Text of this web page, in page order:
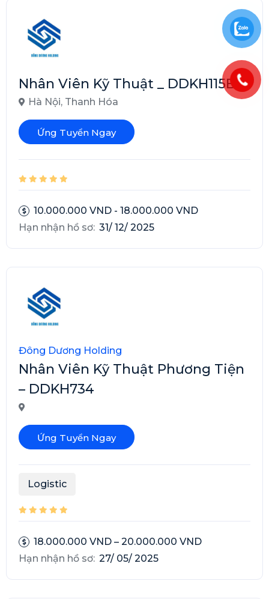
Nhân Viên Kỹ Thuật _ DDKH115B
Hà Nội, Thanh Hóa
Ứng Tuyển Ngay
10.000.000 VND - 18.000.000 VND
Hạn nhận hồ sơ: 31/ 12/ 2025
Đông Dương Holding
Nhân Viên Kỹ Thuật Phương Tiện
– DDKH734
Ứng Tuyển Ngay
Logistic
18.000.000 VND – 20.000.000 VND
Hạn nhận hồ sơ: 27/ 05/ 2025